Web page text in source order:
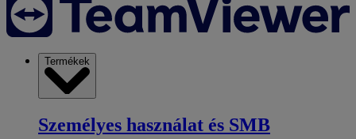
Termékek
Személyes használat és SMB